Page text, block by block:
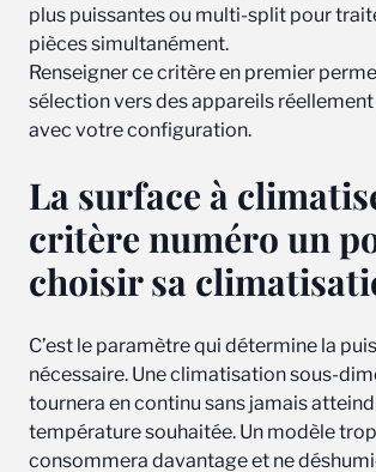
plus puissantes ou multi-split pour
pièces simultanément.
Renseigner ce critère en premier
sélection vers des appareils
avec votre configuration.
La surface à
critère numéro un
choisir sa
C’est le paramètre qui détermine la
nécessaire. Une climatisation sous-
tournera en continu sans jamais
température souhaitée. Un modèle
consommera davantage et ne